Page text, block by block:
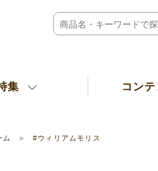
集 コン
ム #ウィリアムモリス